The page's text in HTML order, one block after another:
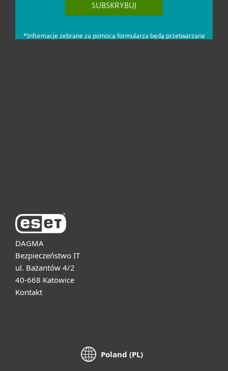
DAGMA
Bezpieczeństwo IT
ul. Bażantów 4/2
40-668 Katowice
Kontakt
Poland (PL)